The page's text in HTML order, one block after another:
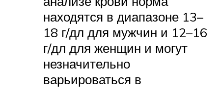
находятся в диапазоне 13–
18 г/дл для мужчин и 12–16
г/дл для женщин и могут
незначительно
варьироваться в